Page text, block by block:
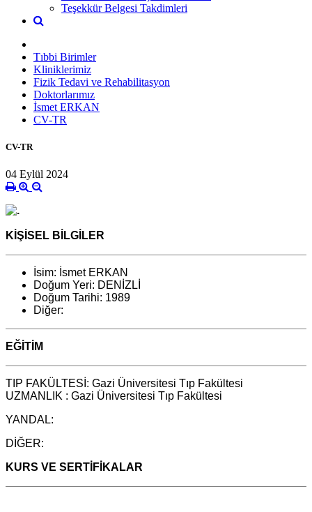
Teşekkür Belgesi Takdimleri
Tıbbi Birimler
Kliniklerimiz
Fizik Tedavi ve Rehabilitasyon
Doktorlarımız
İsmet ERKAN
CV-TR
CV-TR
04 Eylül 2024
KİŞİSEL BİLGİLER
İsim: İsmet ERKAN
Doğum Yeri: DENİZLİ
Doğum Tarihi: 1989
Diğer:
EĞİTİM
TIP FAKÜLTESİ: Gazi Üniversitesi Tıp Fakültesi
UZMANLIK : Gazi Üniversitesi Tıp Fakültesi
YANDAL:
DİĞER:
KURS VE SERTİFİKALAR